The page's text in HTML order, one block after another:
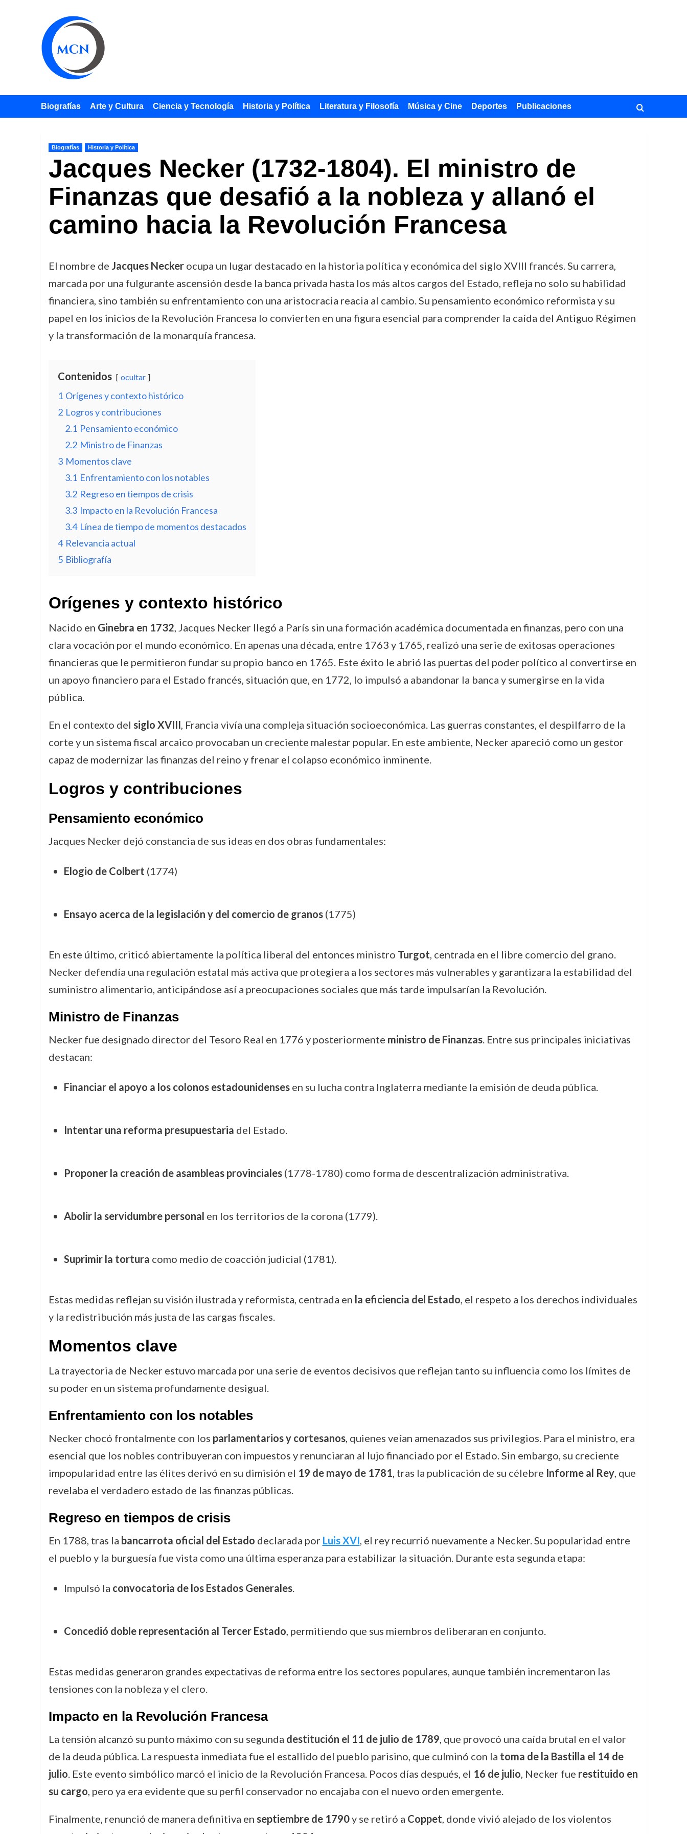
Biografías Arte y Cultura Ciencia y Tecnología Historia y Política Literatura y Filosofía Música y Cine Deportes Publicaciones
Biografías Historia y Política
Jacques Necker (1732-1804). El ministro de
Finanzas que desafió a la nobleza y allanó el
camino hacia la Revolución Francesa
El nombre de Jacques Neckerocupa un lugar destacado en la historia política y económica del siglo XVIII francés. Su carrera,
marcada por una fulgurante ascensión desde la banca privada hasta los más altos cargos del Estado, refleja no solo su habilidad
financiera, sino también su enfrentamiento con una aristocracia reacia al cambio. Su pensamiento económico reformista y su
papel en los inicios de la Revolución Francesa lo convierten en una figura esencial para comprender la caída del Antiguo Régimen
y la transformación de la monarquía francesa.
Contenidos ocultar
1 Orígenes y contexto histórico
2 Logros y contribuciones
2.1 Pensamiento económico
2.2 Ministro de Finanzas
3 Momentos clave
3.1 Enfrentamiento con los notables
3.2 Regreso en tiempos de crisis
3.3 Impacto en la Revolución Francesa
3.4 Línea de tiempo de momentos destacados
4 Relevancia actual
5 Bibliografía
Orígenes y contexto histórico
Nacido en Ginebra en 1732, Jacques Necker llegó a París sin una formación académica documentada en finanzas, pero con una
clara vocación por el mundo económico. En apenas una década, entre 1763 y 1765, realizó una serie de exitosas operaciones
financieras que le permitieron fundar su propio banco en 1765. Este éxito le abrió las puertas del poder político al convertirse en
un apoyo financiero para el Estado francés, situación que, en 1772, lo impulsó a abandonar la banca y sumergirse en la vida
pública.
En el contexto del siglo XVIII, Francia vivía una compleja situación socioeconómica. Las guerras constantes, el despilfarro de la
corte y un sistema fiscal arcaico provocaban un creciente malestar popular. En este ambiente, Necker apareció como un gestor
capaz de modernizar las finanzas del reino y frenar el colapso económico inminente.
Logros y contribuciones
Pensamiento económico
Jacques Necker dejó constancia de sus ideas en dos obras fundamentales:
Elogio de Colbert (1774)
Ensayo acerca de la legislación y del comercio de granos(1775)
En este último, criticó abiertamente la política liberal del entonces ministro Turgot, centrada en el libre comercio del grano.
Necker defendía una regulación estatal más activa que protegiera a los sectores más vulnerables y garantizara la estabilidad del
suministro alimentario, anticipándose así a preocupaciones sociales que más tarde impulsarían la Revolución.
Ministro de Finanzas
Necker fue designado director del Tesoro Real en 1776 y posteriormente ministro de Finanzas. Entre sus principales iniciativas
destacan:
Financiar el apoyo a los colonos estadounidensesen su lucha contra Inglaterra mediante la emisión de deuda pública.
Intentar una reforma presupuestaria del Estado.
Proponer la creación de asambleas provinciales(1778-1780) como forma de descentralización administrativa.
Abolir la servidumbre personal en los territorios de la corona (1779).
Suprimir la tortura como medio de coacción judicial (1781).
Estas medidas reflejan su visión ilustrada y reformista, centrada en la eficiencia del Estado, el respeto a los derechos individuales
y la redistribución más justa de las cargas fiscales.
Momentos clave
La trayectoria de Necker estuvo marcada por una serie de eventos decisivos que reflejan tanto su influencia como los límites de
su poder en un sistema profundamente desigual.
Enfrentamiento con los notables
Necker chocó frontalmente con los parlamentarios y cortesanos, quienes veían amenazados sus privilegios. Para el ministro, era
esencial que los nobles contribuyeran con impuestos y renunciaran al lujo financiado por el Estado. Sin embargo, su creciente
impopularidad entre las élites derivó en su dimisión el 19 de mayo de 1781, tras la publicación de su célebre Informe al Rey, que
revelaba el verdadero estado de las finanzas públicas.
Regreso en tiempos de crisis
En 1788, tras la bancarrota oficial del Estado declarada por Luis XVI, el rey recurrió nuevamente a Necker. Su popularidad entre
el pueblo y la burguesía fue vista como una última esperanza para estabilizar la situación. Durante esta segunda etapa:
Impulsó la convocatoria de los Estados Generales.
Concedió doble representación al Tercer Estado, permitiendo que sus miembros deliberaran en conjunto.
Estas medidas generaron grandes expectativas de reforma entre los sectores populares, aunque también incrementaron las
tensiones con la nobleza y el clero.
Impacto en la Revolución Francesa
La tensión alcanzó su punto máximo con su segunda destitución el 11 de julio de 1789, que provocó una caída brutal en el valor
de la deuda pública. La respuesta inmediata fue el estallido del pueblo parisino, que culminó con la toma de la Bastilla el 14 de
julio. Este evento simbólico marcó el inicio de la Revolución Francesa. Pocos días después, el 16 de julio, Necker fue restituido en
su cargo, pero ya era evidente que su perfil conservador no encajaba con el nuevo orden emergente.
Finalmente, renunció de manera definitiva en septiembre de 1790y se retiró a Coppet, donde vivió alejado de los violentos